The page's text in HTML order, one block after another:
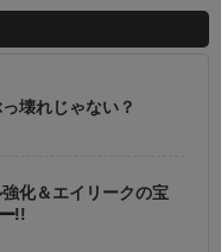
壊れじゃない？
強化＆エイリークの宝